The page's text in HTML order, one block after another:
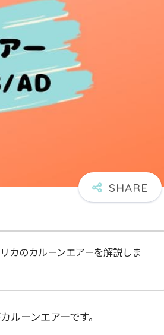
カのカルーンエアーを解説しま
ーンエアーです。